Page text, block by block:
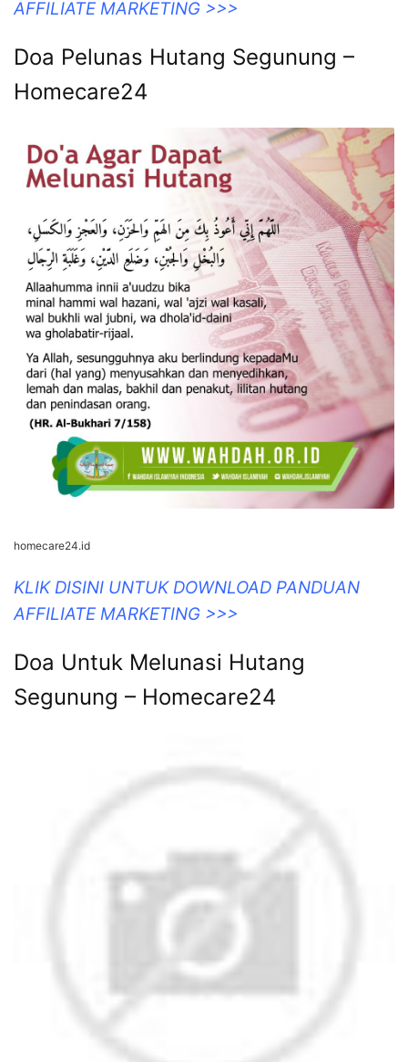
AFFILIATE MARKETING >>>
Doa Pelunas Hutang Segunung –
Homecare24
homecare24.id
KLIK DISINI UNTUK DOWNLOAD PANDUAN
AFFILIATE MARKETING >>>
Doa Untuk Melunasi Hutang
Segunung – Homecare24